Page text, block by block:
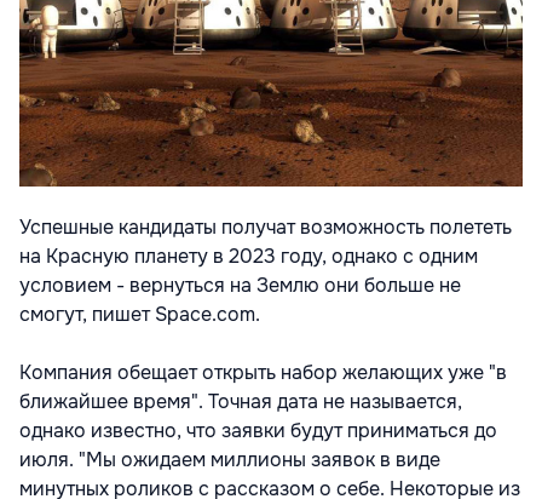
Успешные кандидаты получат возможность полететь
на Красную планету в 2023 году, однако с одним
условием - вернуться на Землю они больше не
смогут, пишет Space.com.
Компания обещает открыть набор желающих уже "в
ближайшее время". Точная дата не называется,
однако известно, что заявки будут приниматься до
июля. "Мы ожидаем миллионы заявок в виде
минутных роликов с рассказом о себе. Некоторые из